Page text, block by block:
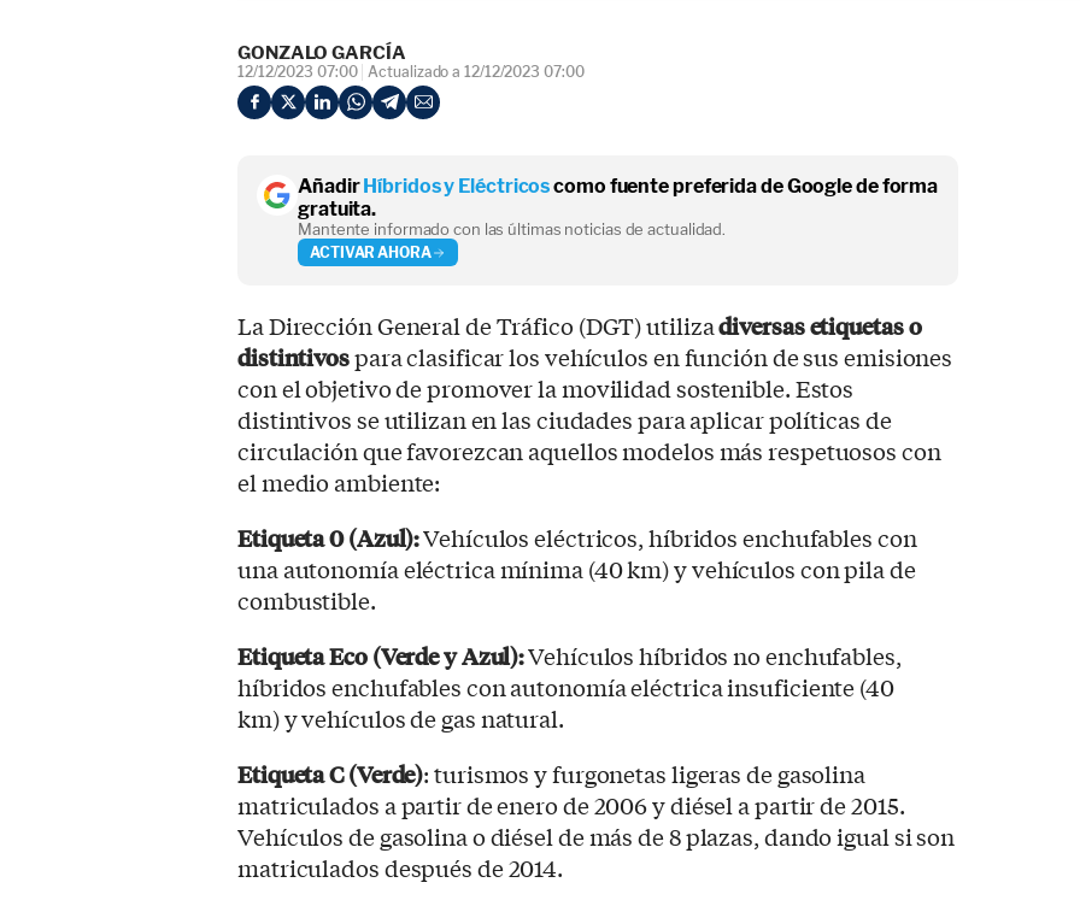
GONZALO GARCÍA
12/12/2023 07:00 Actualizado a 12/12/2023 07:00
Añadir Híbridos y Eléctricoscomo fuente preferida de Google de forma
gratuita.
Mantente informado con las últimas noticias de actualidad.
ACTIVAR AHORA
La Dirección General de Tráfico (DGT) utilizadiversas etiquetas o
distintivospara clasificar los vehículos en función de sus emisiones
con el objetivo de promover la movilidad sostenible. Estos
distintivos se utilizan en las ciudades para aplicar políticas de
circulación que favorezcan aquellos modelos más respetuosos con
el medio ambiente:
Etiqueta 0 (Azul):Vehículos eléctricos, híbridos enchufables con
una autonomía eléctrica mínima (40 km) y vehículos con pila de
combustible.
Etiqueta Eco (Verde y Azul):Vehículos híbridos no enchufables,
híbridos enchufables con autonomía eléctrica insuficiente (40
km) y vehículos de gas natural.
Etiqueta C (Verde): turismos y furgonetas ligeras de gasolina
matriculados a partir de enero de 2006 y diésel a partir de 2015.
Vehículos de gasolina o diésel de más de 8 plazas, dando igual si son
matriculados después de 2014.